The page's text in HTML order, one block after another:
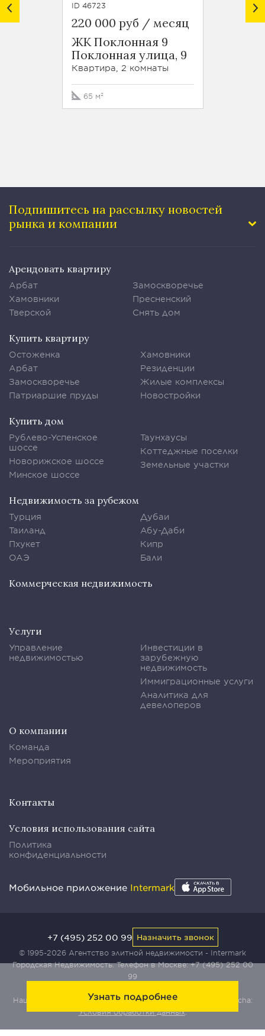
Узнать подробнее
ID 46723
220 000 руб / месяц
ЖК Поклонная 9
Поклонная улица, 9
Квартира, 2 комнаты
65 м²
ID 37283
220
Подпишитесь на рассылку новостей
рынка и компании
Арендовать квартиру
Арбат
Хамовники
Тверской
Замоскворечье
Пресненский
Снять дом
Купить квартиру
Остоженка
Арбат
Замоскворечье
Патриаршие пруды
Хамовники
Резиденции
Жилые комплексы
Новостройки
Купить дом
Рублево-Успенское
шоссе
Новорижское шоссе
Минское шоссе
Таунхаусы
Коттеджные поселки
Земельные участки
Недвижимость за рубежом
Турция
Таиланд
Пхукет
ОАЭ
Дубаи
Абу-Даби
Кипр
Бали
Коммерческая недвижимость
Услуги
Управление
недвижимостью
Инвестиции в
зарубежную
недвижимость
Иммиграционные услуги
Аналитика для
девелоперов
О компании
Команда
Мероприятия
Контакты
Условия использования сайта
Политика
конфиденциальности
Мобильное приложение Intermark
© 1995-2026 Агентство элитной недвижимости - Intermark
Городская Недвижимость. Телефон в Москве:+7 (495) 252 00
99
Наш сайт защищен с помощью сервиса Yandex SmartCaptcha:
Условия обработки данных.
+7 (495) 252 00 99 Назначить звонок